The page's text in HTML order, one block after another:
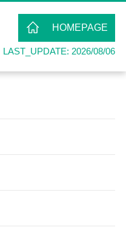
HOMEPAGE
LAST_UPDATE: 2026/08/06